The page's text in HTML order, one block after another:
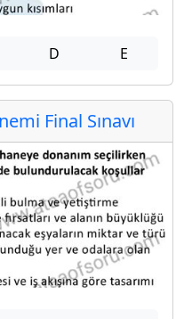
D E
Final Sınavı